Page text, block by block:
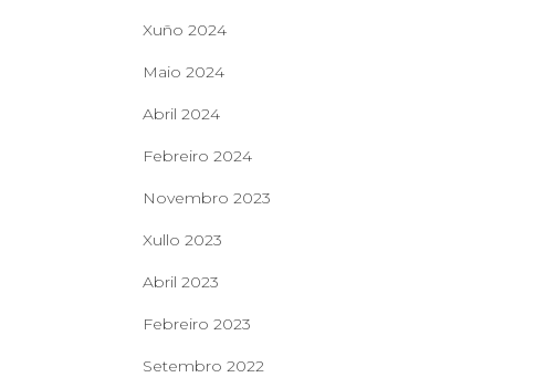
Xuño 2024
Maio 2024
Abril 2024
Febreiro 2024
Novembro 2023
Xullo 2023
Abril 2023
Febreiro 2023
Setembro 2022